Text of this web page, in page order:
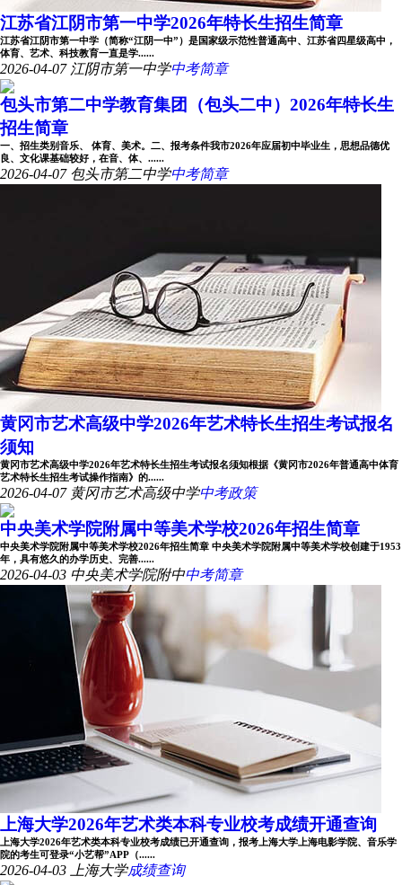
江苏省江阴市第一中学2026年特长生招生简章
江苏省江阴市第一中学（简称“江阴一中”）是国家级示范性普通高中、江苏省四星级高中，
体育、艺术、科技教育一直是学......
2026-04-07 江阴市第一中学中考简章
包头市第二中学教育集团（包头二中）2026年特长生
招生简章
一、招生类别音乐、 体育、美术。二、报考条件我市2026年应届初中毕业生，思想品德优
良、文化课基础较好，在音、体、......
2026-04-07 包头市第二中学中考简章
黄冈市艺术高级中学2026年艺术特长生招生考试报名
须知
黄冈市艺术高级中学2026年艺术特长生招生考试报名须知根据《黄冈市2026年普通高中体育
艺术特长生招生考试操作指南》的......
2026-04-07 黄冈市艺术高级中学中考政策
中央美术学院附属中等美术学校2026年招生简章
中央美术学院附属中等美术学校2026年招生简章 中央美术学院附属中等美术学校创建于1953
年，具有悠久的办学历史、完善......
2026-04-03 中央美术学院附中中考简章
上海大学2026年艺术类本科专业校考成绩开通查询
上海大学2026年艺术类本科专业校考成绩已开通查询，报考上海大学上海电影学院、音乐学
院的考生可登录“小艺帮”APP（......
2026-04-03 上海大学成绩查询